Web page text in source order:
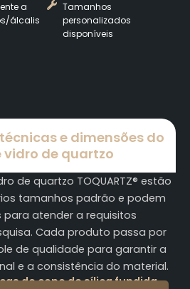
a
álcalis
Tamanhos
personalizados
disponíveis
e dimensões do
vidro de quartzo
de quartzo TOQUARTZ® estão
tamanhos padrão e podem
para atender a requisitos
Cada produto passa por
de qualidade para garantir a
e a consistência do material.
do copo de sílica fundida